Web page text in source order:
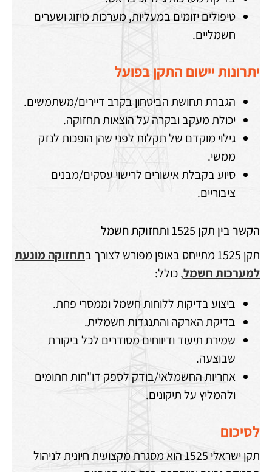
טיפולים יזומים במעליות, מערכות מיזוג ושערים
חשמליים.
יתרונות יישום התקן בפועל
הגברת תחושת הביטחון בקרב דיירים/משתמשים.
יכולת מעקב ובקרה על הוצאות תחזוקה.
גילוי מוקדם של תקלות לפני שהן הופכות לנזק
ממשי.
סיוע בקבלת אישורים לרישוי עסקים/מבנים
ציבוריים.
הקשר בין תקן 1525 ותחזוקת חשמל
תקן 1525 מתייחס באופן מפורש לצורך ב
תחזוקה מונעת
למערכות חשמל, כולל:
ביצוע בדיקות ללוחות חשמל וממסרי פחת.
בדיקת הארקה והתנגדות חשמלית.
שמירת תיעוד ודיווחים מסודרים לכל ביקורת
שבוצעה.
אחריות החשמלאי/בודק לספק דו"חות חתומים
ולהמליץ על תיקונים.
לסיכום
תקן ישראלי 1525 הוא מסגרת מקצועית חיונית לניהול